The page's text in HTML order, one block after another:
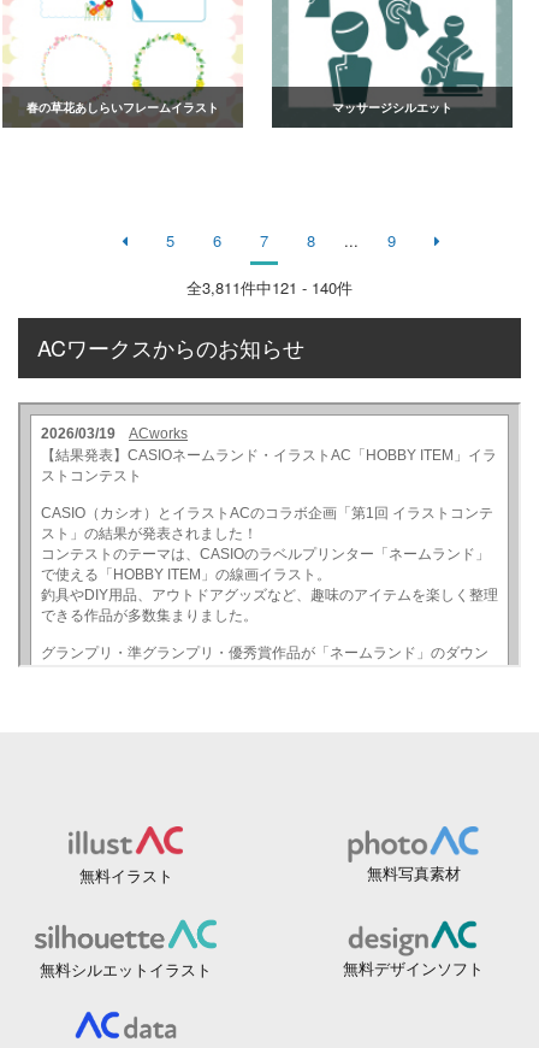
春の草花あしらいフレームイラスト マッサージシルエット
5 6 7 8 ... 9
全3,811件中121 - 140件
ACワークスからのお知らせ
無料イラスト 無料写真素材
無料シルエットイラスト 無料デザインソフト